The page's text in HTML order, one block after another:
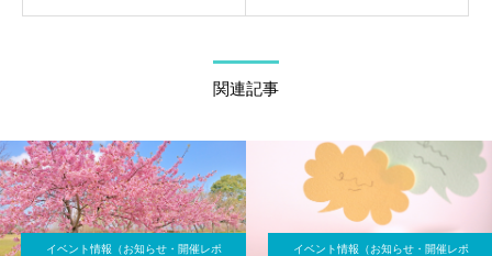
関連記事
イベント情報（お知らせ・開催レポ イベント情報（お知らせ・開催レポ